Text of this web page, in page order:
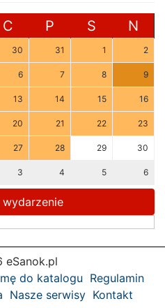
C P S N
30 31 1 2
6 7 8 9
13 14 15 16
20 21 22 23
27 28 29 30
3 4 5 6
do katalogu Regulamin
Nasze serwisy Kontakt